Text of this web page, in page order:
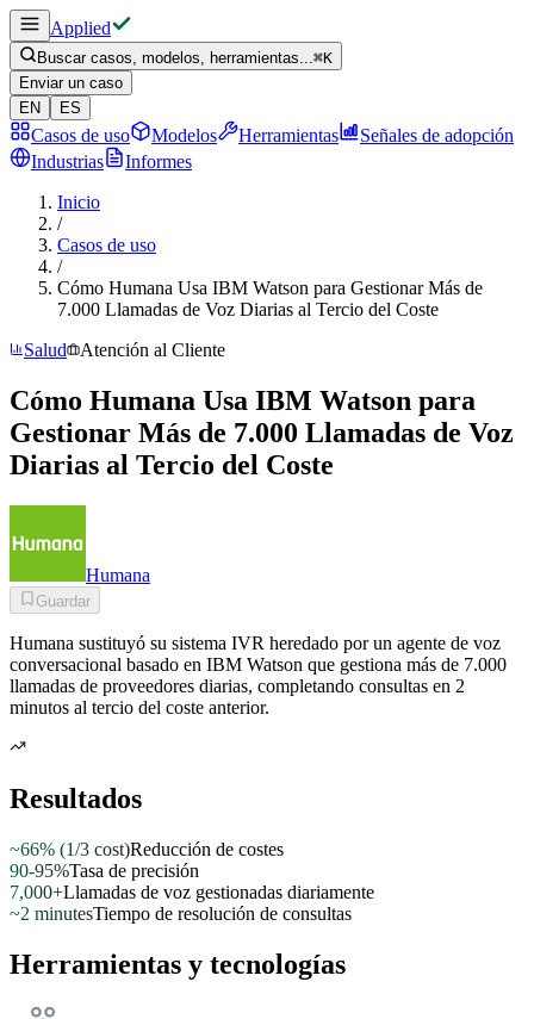
Applied
Buscar casos, modelos, herramientas...⌘K
Enviar un caso
EN
ES
Casos de uso Modelos Herramientas
Señales de adopción
Industrias
Informes
Inicio
/
Casos de uso
/
Cómo Humana Usa IBM Watson para Gestionar Más de
7.000 Llamadas de Voz Diarias al Tercio del Coste
Salud
Atención al Cliente
Cómo Humana Usa IBM Watson para
Gestionar Más de 7.000 Llamadas de Voz
Diarias al Tercio del Coste
Humana
Guardar
Humana sustituyó su sistema IVR heredado por un agente de voz
conversacional basado en IBM Watson que gestiona más de 7.000
llamadas de proveedores diarias, completando consultas en 2
minutos al tercio del coste anterior.
Resultados
~66% (1/3 cost)Reducción de costes
90-95%Tasa de precisión
7,000+Llamadas de voz gestionadas diariamente
~2 minutesTiempo de resolución de consultas
Herramientas y tecnologías